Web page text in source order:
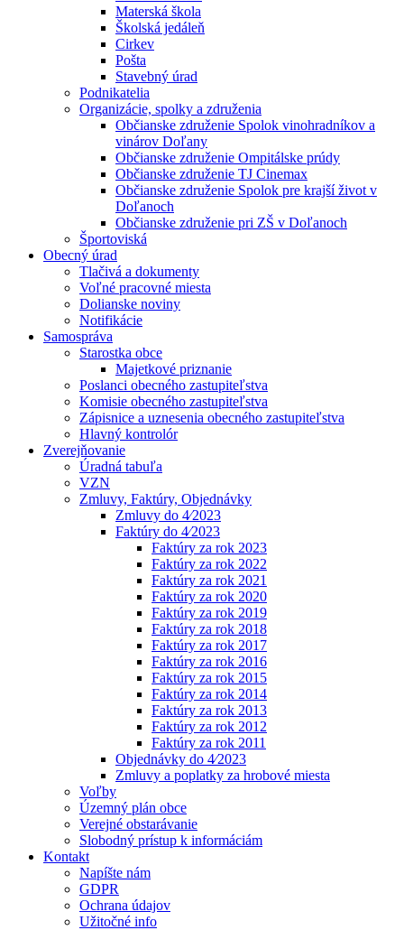
Materská škola
Školská jedáleň
Cirkev
Pošta
Stavebný úrad
Podnikatelia
Organizácie, spolky a združenia
Občianske združenie Spolok vinohradníkov a
vinárov Doľany
Občianske združenie Ompitálske prúdy
Občianske združenie TJ Cinemax
Občianske združenie Spolok pre krajší život v
Doľanoch
Občianske združenie pri ZŠ v Doľanoch
Športoviská
Obecný úrad
Tlačivá a dokumenty
Voľné pracovné miesta
Dolianske noviny
Notifikácie
Samospráva
Starostka obce
Majetkové priznanie
Poslanci obecného zastupiteľstva
Komisie obecného zastupiteľstva
Zápisnice a uznesenia obecného zastupiteľstva
Hlavný kontrolór
Zverejňovanie
Úradná tabuľa
VZN
Zmluvy, Faktúry, Objednávky
Zmluvy do 4⁄2023
Faktúry do 4⁄2023
Faktúry za rok 2023
Faktúry za rok 2022
Faktúry za rok 2021
Faktúry za rok 2020
Faktúry za rok 2019
Faktúry za rok 2018
Faktúry za rok 2017
Faktúry za rok 2016
Faktúry za rok 2015
Faktúry za rok 2014
Faktúry za rok 2013
Faktúry za rok 2012
Faktúry za rok 2011
Objednávky do 4⁄2023
Zmluvy a poplatky za hrobové miesta
Voľby
Územný plán obce
Verejné obstarávanie
Slobodný prístup k informáciám
Kontakt
Napíšte nám
GDPR
Ochrana údajov
Užitočné info